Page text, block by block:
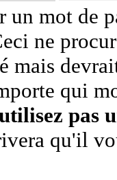
un mot de
ne
mais
qui
pas
qu'il